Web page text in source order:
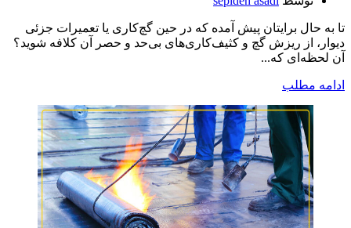
تا به حال برایتان پیش آمده که در حین گچ‌کاری یا تعمیرات جزئی
دیوار، از ریزش گچ و کثیف‌کاری‌های بی‌حد و حصر آن کلافه شوید؟
آن لحظه‌ای که...
ادامه مطلب